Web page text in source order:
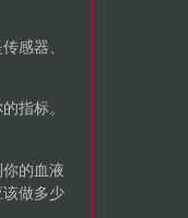
感器、
指标。
的血液
做多少